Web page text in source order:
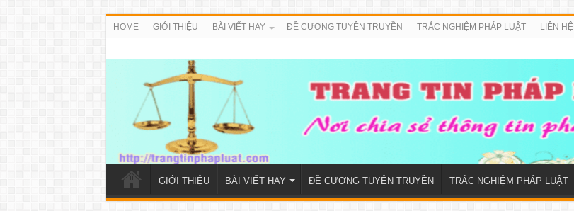
HOME GIỚI THIỆU BÀI VIẾT HAY ĐỀ CƯƠNG TUYÊN TRUYỀN TRẮC NGHIỆM PHÁP LUẬT LIÊN HỆ
GIỚI THIỆU BÀI VIẾT HAY ĐỀ CƯƠNG TUYÊN TRUYỀN TRẮC NGHIỆM PHÁP LUẬT